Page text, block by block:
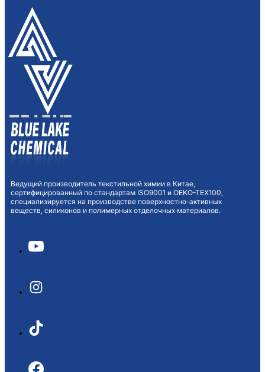
Ведущий производитель текстильной химии в Китае,
сертифицированный по стандартам ISO9001 и OEKO-TEX100,
специализируется на производстве поверхностно-активных
веществ, силиконов и полимерных отделочных материалов.